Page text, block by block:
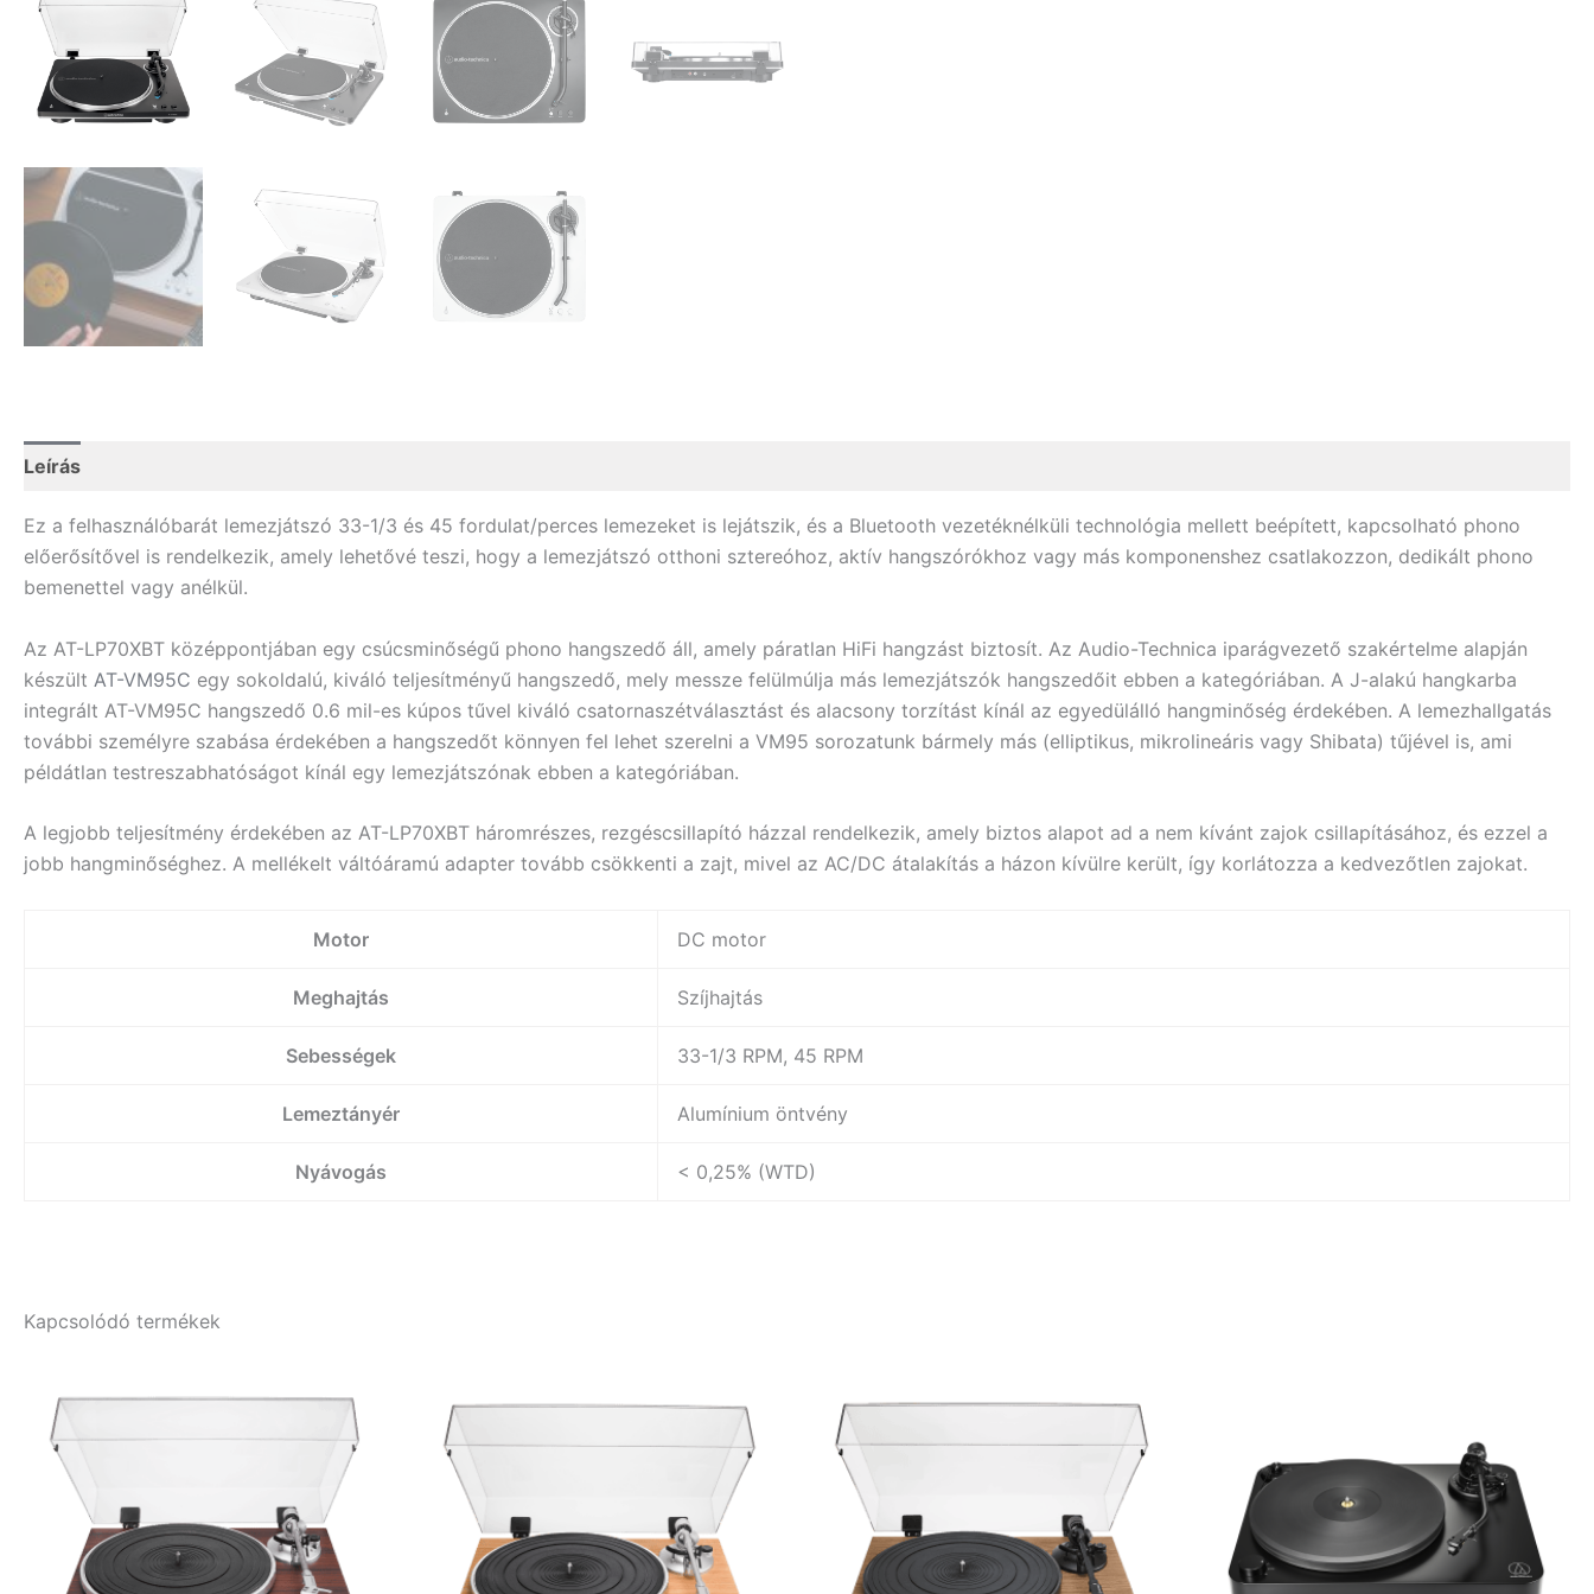
Leírás
Ez a felhasználóbarát lemezjátszó 33-1/3 és 45 fordulat/perces lemezeket is lejátszik, és a Bluetooth vezetéknélküli technológia mellett beépített, kapcsolható phono
előerősítővel is rendelkezik, amely lehetővé teszi, hogy a lemezjátszó otthoni sztereóhoz, aktív hangszórókhoz vagy más komponenshez csatlakozzon, dedikált phono
bemenettel vagy anélkül.
Az AT-LP70XBT középpontjában egy csúcsminőségű phono hangszedő áll, amely páratlan HiFi hangzást biztosít. Az Audio-Technica iparágvezető szakértelme alapján
készült AT-VM95C egy sokoldalú, kiváló teljesítményű hangszedő, mely messze felülmúlja más lemezjátszók hangszedőit ebben a kategóriában. A J-alakú hangkarba
integrált AT-VM95C hangszedő 0.6 mil-es kúpos tűvel kiváló csatornaszétválasztást és alacsony torzítást kínál az egyedülálló hangminőség érdekében. A lemezhallgatás
további személyre szabása érdekében a hangszedőt könnyen fel lehet szerelni a VM95 sorozatunk bármely más (elliptikus, mikrolineáris vagy Shibata) tűjével is, ami
példátlan testreszabhatóságot kínál egy lemezjátszónak ebben a kategóriában.
A legjobb teljesítmény érdekében az AT-LP70XBT háromrészes, rezgéscsillapító házzal rendelkezik, amely biztos alapot ad a nem kívánt zajok csillapításához, és ezzel a
jobb hangminőséghez. A mellékelt váltóáramú adapter tovább csökkenti a zajt, mivel az AC/DC átalakítás a házon kívülre került, így korlátozza a kedvezőtlen zajokat.
Motor DC motor
Meghajtás Szíjhajtás
Sebességek 33-1/3 RPM, 45 RPM
Lemeztányér Alumínium öntvény
Nyávogás < 0,25% (WTD)
Kapcsolódó termékek